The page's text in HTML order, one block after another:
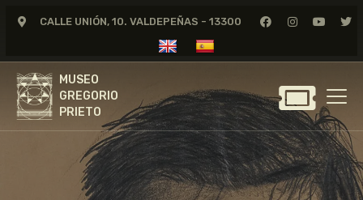
CALLE UNIÓN, 10. VALDEPEÑAS - 13300
MUSEO
GREGORIO
PRIETO
MUSEO
GREGORIO
GREGORIO PRIETO
MUSEO
ARCHIVO